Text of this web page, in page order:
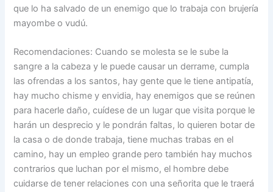
que lo ha salvado de un enemigo que lo trabaja con brujería
mayombe o vudú.
Recomendaciones: Cuando se molesta se le sube la
sangre a la cabeza y le puede causar un derrame, cumpla
las ofrendas a los santos, hay gente que le tiene antipatía,
hay mucho chisme y envidia, hay enemigos que se reúnen
para hacerle daño, cuídese de un lugar que visita porque le
harán un desprecio y le pondrán faltas, lo quieren botar de
la casa o de donde trabaja, tiene muchas trabas en el
camino, hay un empleo grande pero también hay muchos
contrarios que luchan por el mismo, el hombre debe
cuidarse de tener relaciones con una señorita que le traerá